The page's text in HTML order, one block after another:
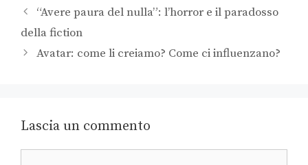
“Avere paura del nulla”: l’horror e il paradosso
della fiction
Avatar: come li creiamo? Come ci influenzano?
Lascia un commento